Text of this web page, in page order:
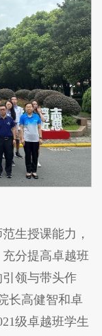
生授课能力，
分提高卓越班
领与带头作
长高健智和卓
级卓越班学生